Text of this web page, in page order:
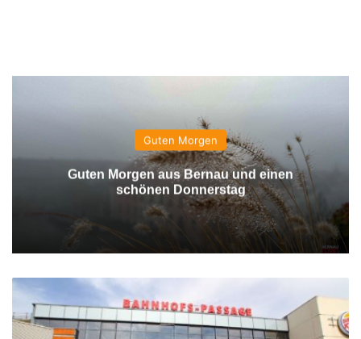
Guten Morgen
Guten Morgen aus Bernau und einen
schönen Donnerstag